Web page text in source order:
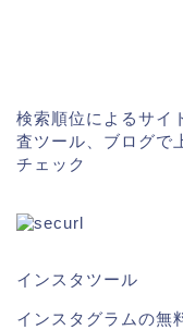
検索順位によるサイ
査ツール、ブログで
チェック
インスタツール
インスタグラムの無